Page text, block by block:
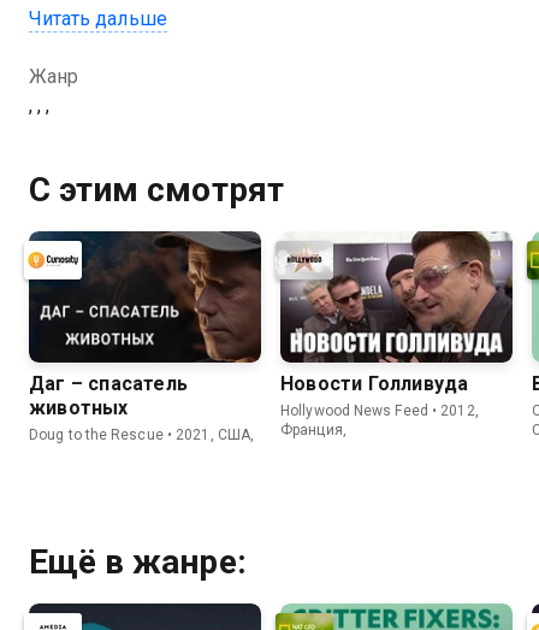
место стало символом Ханоя?
Читать дальше
Жанр
, , ,
С этим смотрят
Даг – спасатель
животных
Doug to the Rescue • 2021, США,
Новости Голливуда
Hollywood News Feed • 2012,
Франция,
Ещё в жанре: